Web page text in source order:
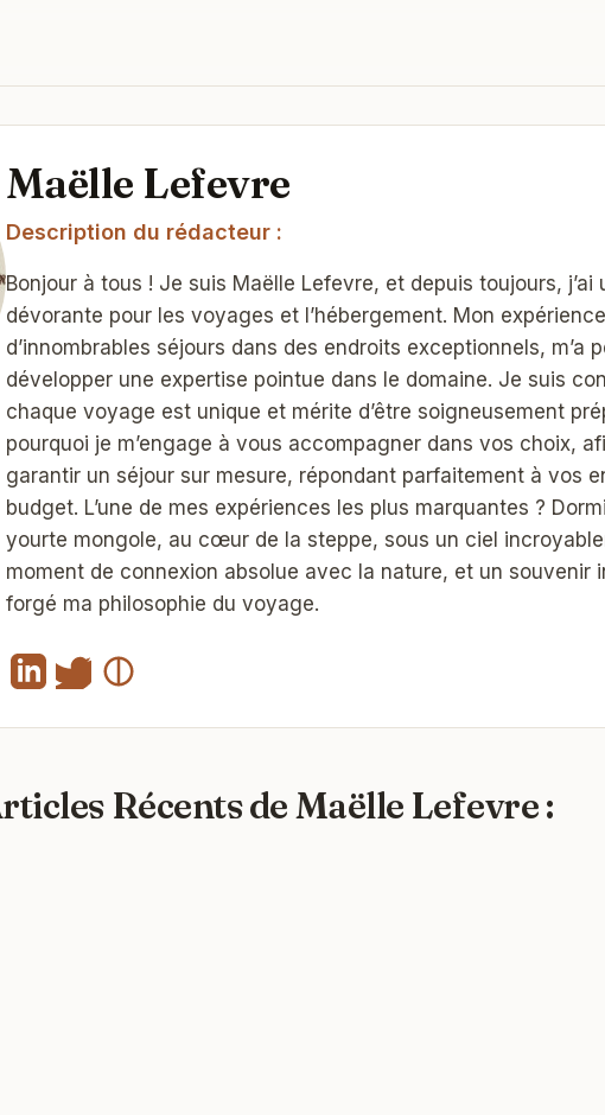
Maëlle Lefevre
Description du rédacteur :
Bonjour à tous ! Je suis Maëlle Lefevre, et depuis toujours, j’ai
dévorante pour les voyages et l’hébergement. Mon
d’innombrables séjours dans des endroits exceptionnels, m’a
développer une expertise pointue dans le domaine. Je suis
chaque voyage est unique et mérite d’être soigneusement
pourquoi je m’engage à vous accompagner dans vos choix,
garantir un séjour sur mesure, répondant parfaitement à vos
budget. L’une de mes expériences les plus marquantes ?
yourte mongole, au cœur de la steppe, sous un ciel
moment de connexion absolue avec la nature, et un souvenir
forgé ma philosophie du voyage.
Récents de Maëlle Lefevre :